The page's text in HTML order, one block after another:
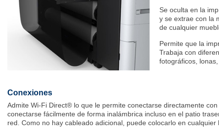
Se oculta en la
y se extrae con la
de cualquier
Permite que la
Trabaja con
fotográficos,
Conexiones
Admite Wi-Fi Direct® lo que le permite conectarse directamente
conectarse fácilmente de forma inalámbrica incluso en el patio
red. Como no hay cableado adicional, puede colocarlo en cualquier